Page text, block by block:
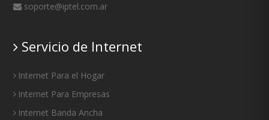
soporte@iptel.com.ar
Servicio de Internet
Internet Para el Hogar
Internet Para Empresas
Internet Banda Ancha